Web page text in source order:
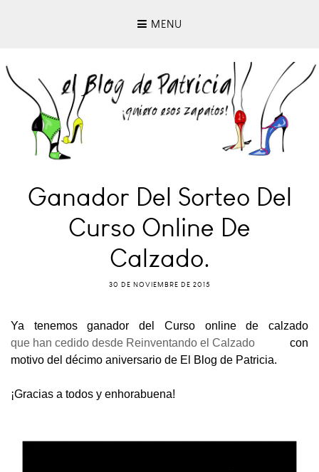
MENU
Ganador Del Sorteo Del
Curso Online De
Calzado.
30 DE NOVIEMBRE DE 2015
Ya tenemos ganador del Curso online de calzado
que han cedido desde Reinventando el Calzado con
motivo del décimo aniversario de El Blog de Patricia.
¡Gracias a todos y enhorabuena!